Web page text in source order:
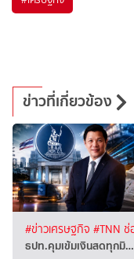
ข่าวที่เกี่ยวข้อง
#ข่าวเศรษฐกิจ #TNN ช่
ธปท.คุมเข้มเงินสดทุกมิ…